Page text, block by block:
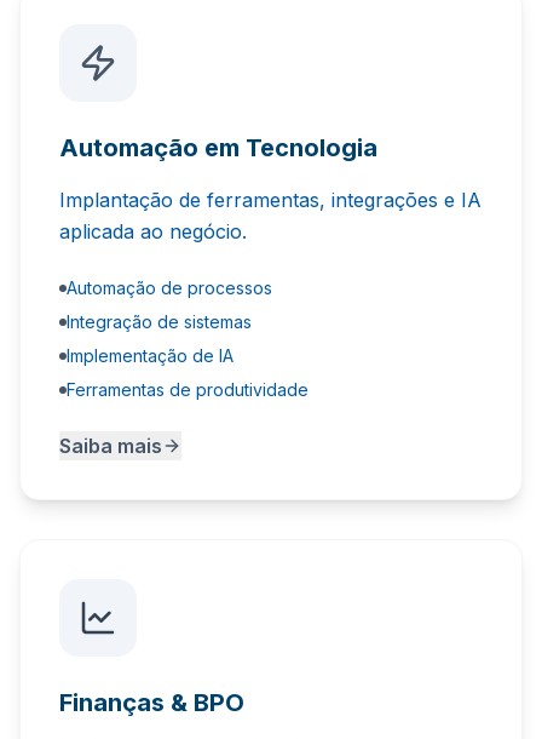
Automação em Tecnologia
Implantação de ferramentas, integrações e IA
aplicada ao negócio.
Automação de processos
Integração de sistemas
Implementação de IA
Ferramentas de produtividade
Saiba mais
Finanças & BPO